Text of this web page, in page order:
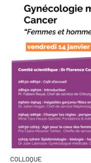
COLLOQUE